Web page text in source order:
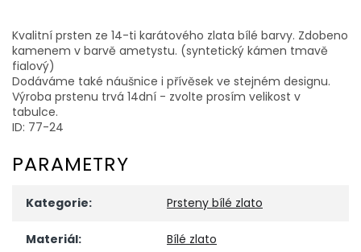
Kvalitní prsten ze 14-ti karátového zlata bílé barvy. Zdobeno
kamenem v barvě ametystu. (syntetický kámen tmavě
fialový)
Dodáváme také náušnice i přívěsek ve stejném designu.
Výroba prstenu trvá 14dní - zvolte prosím velikost v
tabulce.
ID: 77-24
PARAMETRY
Kategorie: Prsteny bílé zlato
Materiál: Bílé zlato